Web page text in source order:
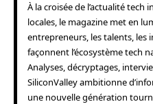
À la croisée de l’actualité
locales, le magazine met en
entrepreneurs, les talents, les
façonnent l’écosystème tech
Analyses, décryptages,
SiliconValley ambitionne
une nouvelle génération